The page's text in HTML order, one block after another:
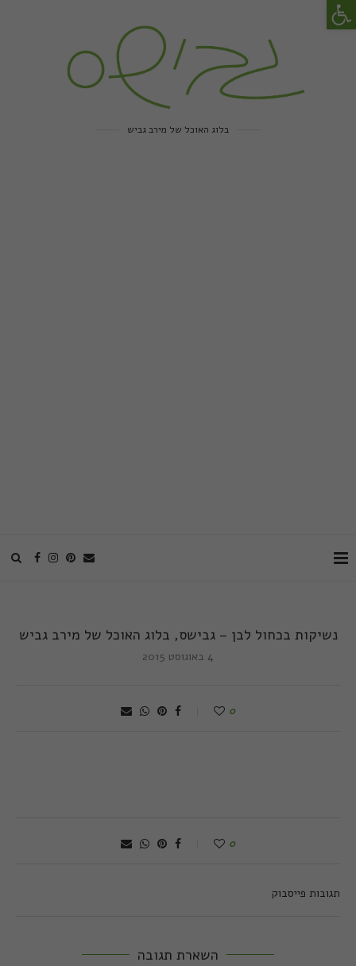
בלוג האוכל של מירב גביש
נשיקות בכחול לבן – גבישס, בלוג האוכל של מירב גביש
4 באוגוסט 2015
0
0
תגובות פייסבוק
השארת תגובה